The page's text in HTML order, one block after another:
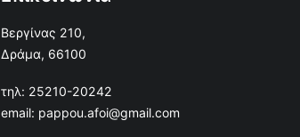
Βεργίνας 210,
Δράμα, 66100
τηλ: 25210-20242
email: pappou.afoi@gmail.com